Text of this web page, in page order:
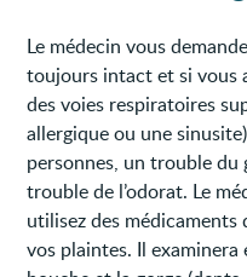
Le médecin vous
toujours intact et si vous
des voies respiratoires
allergique ou une
personnes, un trouble du
trouble de l’odorat. Le
utilisez des médicaments
vos plaintes. Il